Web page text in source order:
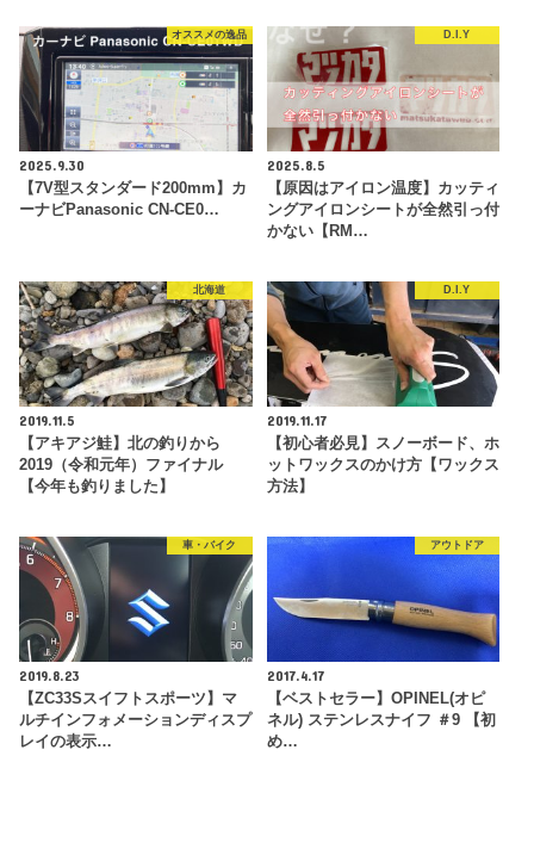
オススメの逸品
2025.9.30
【7V型スタンダード200mm】カ
ーナビPanasonic CN-CE0…
D.I.Y
2025.8.5
【原因はアイロン温度】カッティ
ングアイロンシートが全然引っ付
かない【RM…
北海道
2019.11.5
【アキアジ鮭】北の釣りから
2019（令和元年）ファイナル
【今年も釣りました】
D.I.Y
2019.11.17
【初心者必見】スノーボード、ホ
ットワックスのかけ方【ワックス
方法】
車・バイク
2019.8.23
【ZC33Sスイフトスポーツ】マ
ルチインフォメーションディスプ
レイの表示…
アウトドア
2017.4.17
【ベストセラー】OPINEL(オピ
ネル) ステンレスナイフ ＃9 【初
め…